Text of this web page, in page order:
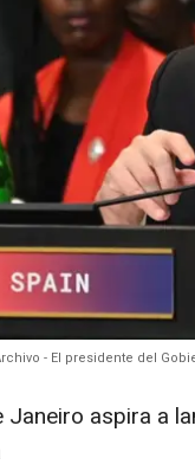
- El presidente del
Janeiro aspira a